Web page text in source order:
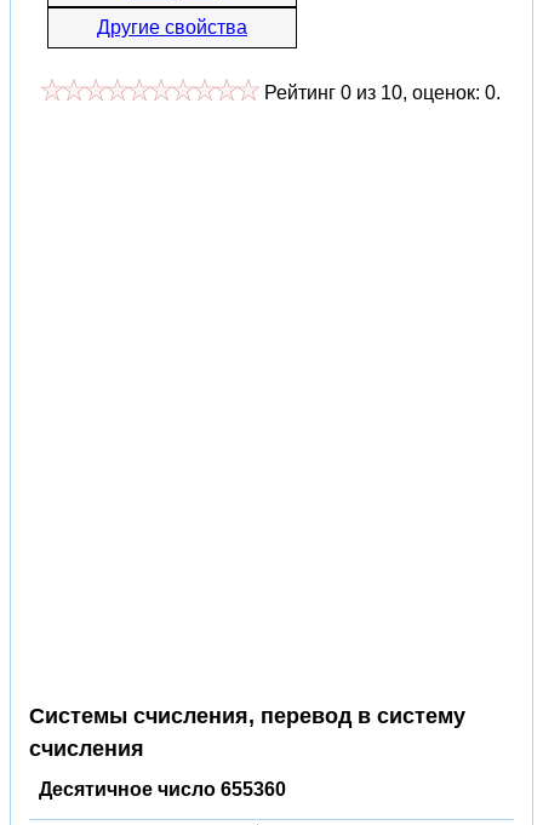
Другие свойства
Рейтинг 0 из 10, оценок: 0.
Системы счисления, перевод в систему
счисления
Десятичное число 655360